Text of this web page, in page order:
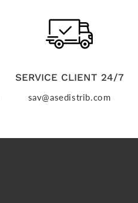
SERVICE CLIENT 24/7
sav@asedistrib.com